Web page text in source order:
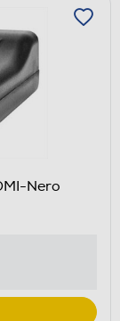
Nero